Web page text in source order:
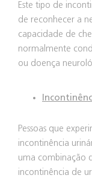
Este tipo de
de reconhecer a
capacidade de
normalmente
ou doença
Pessoas que
incontinência
uma combinação
incontinência de